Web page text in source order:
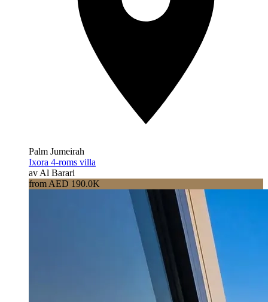
Palm Jumeirah
Ixora 4-roms villa
av Al Barari
from AED 190.0K